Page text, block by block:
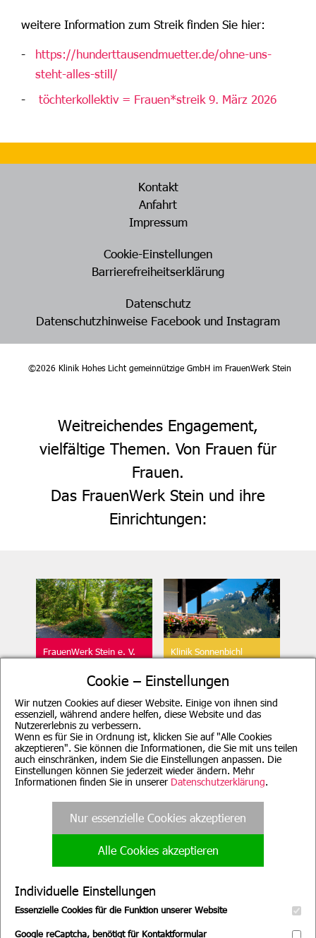
weitere Information zum Streik finden Sie hier:
https://hunderttausendmuetter.de/ohne-uns-
steht-alles-still/
töchterkollektiv = Frauen*streik 9. März 2026
Kontakt
Anfahrt
Impressum
Cookie-Einstellungen
Barrierefreiheitserklärung
Datenschutz
Datenschutzhinweise Facebook und Instagram
©2026 Klinik Hohes Licht gemeinnützige GmbH im FrauenWerk Stein
Weitreichendes Engagement,
vielfältige Themen. Von Frauen für
Frauen.
Das FrauenWerk Stein und ihre
Einrichtungen:
FrauenWerk Stein e. V.
Klinik Sonnenbichl
Beratung für Mutter, Mutter-
Kind, Vater, Vater-Kind und
pflegende Angehörige
Evang. Familien-
Bildungsstätte, München
Bildungsstätte, Nürnberg
Cookie – Einstellungen
Wir nutzen Cookies auf dieser Website. Einige von ihnen sind
essenziell, während andere helfen, diese Website und das
Nutzererlebnis zu verbessern.
Wenn es für Sie in Ordnung ist, klicken Sie auf "Alle Cookies
akzeptieren". Sie können die Informationen, die Sie mit uns teilen
auch einschränken, indem Sie die Einstellungen anpassen. Die
Einstellungen können Sie jederzeit wieder ändern. Mehr
Informationen finden Sie in unserer Datenschutzerklärung.
Nur essenzielle Cookies akzeptieren
Alle Cookies akzeptieren
Individuelle Einstellungen
Essenzielle Cookies für die Funktion unserer Website
Google reCaptcha, benötigt für Kontaktformular